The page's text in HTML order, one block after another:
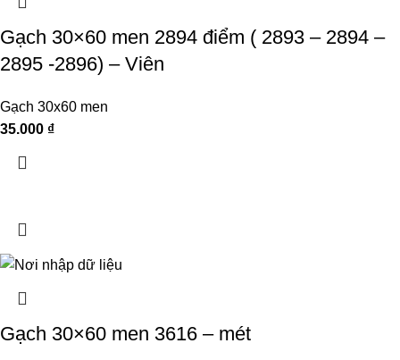
Gạch 30×60 men 2894 điểm ( 2893 – 2894 –
2895 -2896) – Viên
Gạch 30x60 men
35.000 ₫
Gạch 30×60 men 3616 – mét